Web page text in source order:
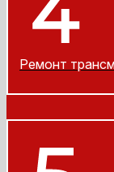
Ремонт